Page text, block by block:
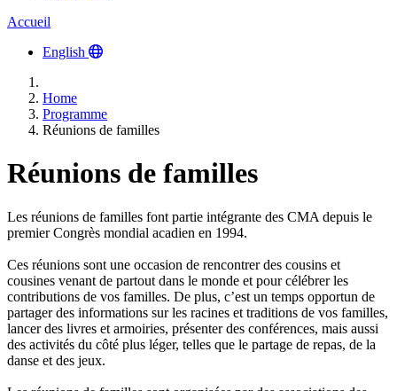
Accueil
English
Home
Programme
Réunions de familles
Réunions de familles
Les réunions de familles font partie intégrante des CMA depuis le
premier Congrès mondial acadien en 1994.
Ces réunions sont une occasion de rencontrer des cousins et
cousines venant de partout dans le monde et pour célébrer les
contributions de vos familles. De plus, c’est un temps opportun de
partager des informations sur les racines et traditions de vos familles,
lancer des livres et armoiries, présenter des conférences, mais aussi
des activités du côté plus léger, telles que le partage de repas, de la
danse et des jeux.